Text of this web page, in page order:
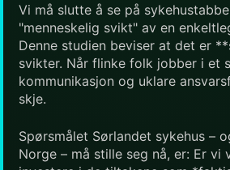
Vi må slutte å se på
"menneskelig svikt" av en
Denne studien beviser at det er
svikter. Når flinke folk jobber i et
kommunikasjon og uklare
skje.
Spørsmålet Sørlandet sykehus –
Norge – må stille seg nå, er: Er vi